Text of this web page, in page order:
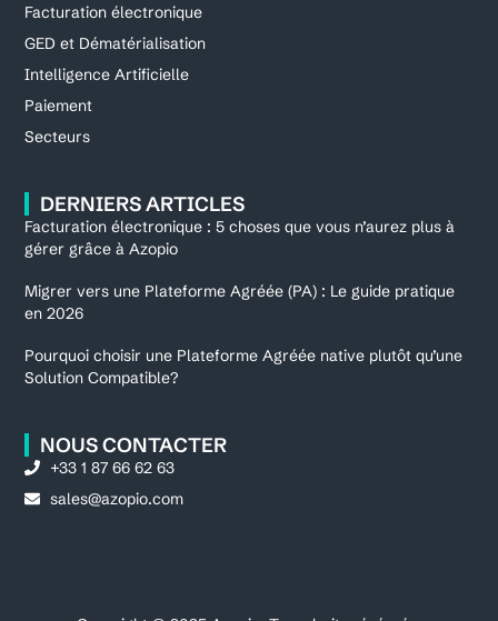
Facturation électronique
GED et Dématérialisation
Intelligence Artificielle
Paiement
Secteurs
DERNIERS ARTICLES
Facturation électronique : 5 choses que vous n’aurez plus à
gérer grâce à Azopio
Migrer vers une Plateforme Agréée (PA) : Le guide pratique
en 2026
Pourquoi choisir une Plateforme Agréée native plutôt qu’une
Solution Compatible?
NOUS CONTACTER
+33 1 87 66 62 63
sales@azopio.com